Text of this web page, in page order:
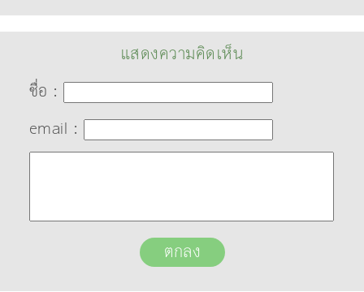
แสดงความคิดเห็น
ชื่อ :
email :